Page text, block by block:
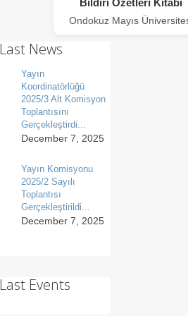
Ondokuz Mayıs
Last News
Yayın
Koordinatörlüğü
2025/3 Alt Komisyon
Toplantısını
Gerçekleştirdi...
December 7, 2025
Yayın Komisyonu
2025/2 Sayılı
Toplantısı
Gerçekleştirildi...
December 7, 2025
Last Events